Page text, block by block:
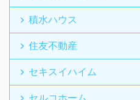
積水ハウス
住友不動産
セキスイハイム
セルコホーム